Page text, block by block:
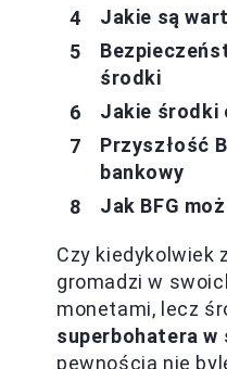
Jakie są
środki
Jakie środki
Przyszłość
bankowy
Jak BFG
Czy kiedykolwiek
gromadzi w
monetami, lecz
superbohatera w
pewnością nie